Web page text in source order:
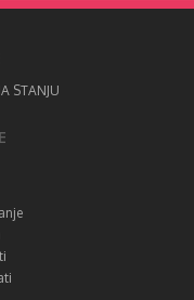
STANJU